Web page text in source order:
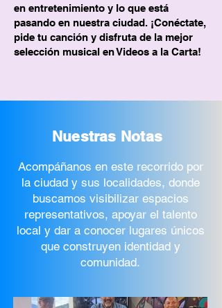
en entretenimiento y lo que está
pasando en nuestra ciudad. ¡Conéctate,
pide tu canción y disfruta de la mejor
selección musical en Videos a la Carta!
Nuestras Notas
Acompáñanos en este recorrido por
la ciudad y sus localidades, donde
buscamos visibilizar espacios
representativos, apoyar el talento
local y dar a conocer lugares únicos
que construyen identidad y
comunidad.